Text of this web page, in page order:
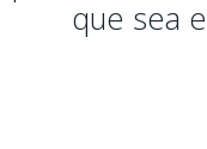
que sea